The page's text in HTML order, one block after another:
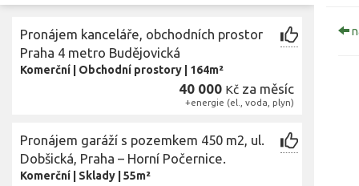
Pozemky
Lokalita
obec Praha,okres Hlavní město Praha, Hlavní město Praha
Lokalita
Pronájem kanceláře, obchodních prostor
Praha 4 metro Budějovická
Komerční Obchodní prostory 164m²
40 000 Kč za měsíc
+energie (el., voda, plyn)
Pronájem garáží s pozemkem 450 m2, ul.
Dobšická, Praha – Horní Počernice.
Komerční Sklady 55m²